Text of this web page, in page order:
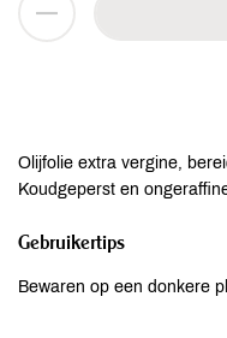
Olijfolie extra vergine,
Koudgeperst en
Gebruikertips
Bewaren op een donkere